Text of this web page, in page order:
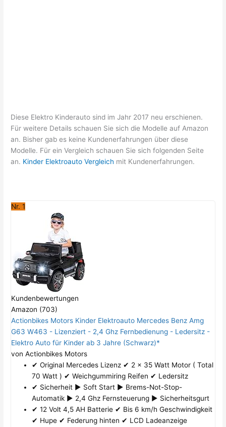
Diese Elektro Kinderauto sind im Jahr 2017 neu erschienen.
Für weitere Details schauen Sie sich die Modelle auf Amazon
an. Bisher gab es keine Kundenerfahrungen über diese
Modelle. Für ein Vergleich schauen Sie sich folgenden Seite
an. Kinder Elektroauto Vergleich mit Kundenerfahrungen.
Nr. 1
Kundenbewertungen
Amazon (703)
Actionbikes Motors Kinder Elektroauto Mercedes Benz Amg
G63 W463 - Lizenziert - 2,4 Ghz Fernbedienung - Ledersitz -
Elektro Auto für Kinder ab 3 Jahre (Schwarz)*
von Actionbikes Motors
✔ Original Mercedes Lizenz ✔ 2 x 35 Watt Motor ( Total
70 Watt ) ✔ Weichgummiring Reifen ✔ Ledersitz
✔ Sicherheit ► Soft Start ► Brems-Not-Stop-
Automatik ► 2,4 Ghz Fernsteuerung ► Sicherheitsgurt
✔ 12 Volt 4,5 AH Batterie ✔ Bis 6 km/h Geschwindigkeit
✔ Hupe ✔ Federung hinten ✔ LCD Ladeanzeige